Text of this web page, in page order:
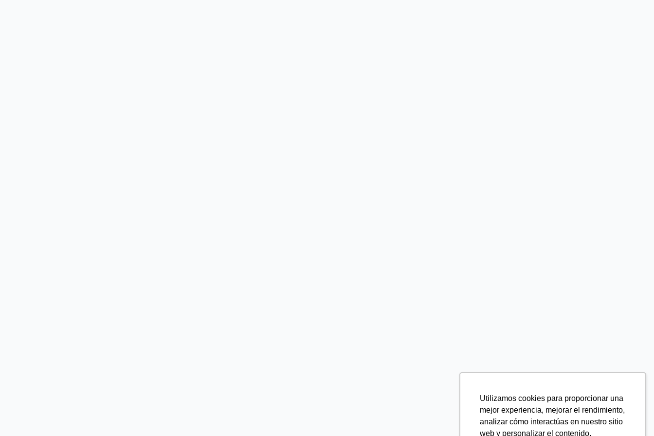
Utilizamos cookies para proporcionar una
mejor experiencia, mejorar el rendimiento,
analizar cómo interactúas en nuestro sitio
web y personalizar el contenido.